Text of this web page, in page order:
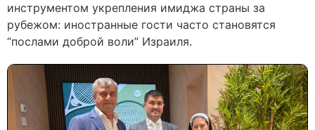
инструментом укрепления имиджа страны за
рубежом: иностранные гости часто становятся
“послами доброй воли” Израиля.